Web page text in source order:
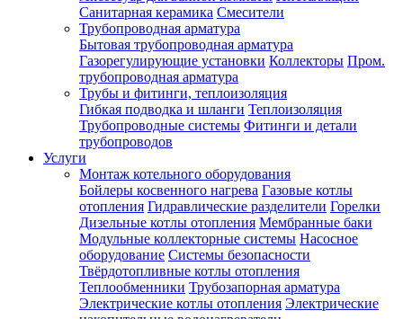
Санитарная керамика Смесители
Трубопроводная арматура
Бытовая трубопроводная арматура
Газорегулирующие установки Коллекторы Пром.
трубопроводная арматура
Трубы и фитинги, теплоизоляция
Гибкая подводка и шланги Теплоизоляция
Трубопроводные системы Фитинги и детали
трубопроводов
Услуги
Монтаж котельного оборудования
Бойлеры косвенного нагрева Газовые котлы
отопления Гидравлические разделители Горелки
Дизельные котлы отопления Мембранные баки
Модульные коллекторные системы Насосное
оборудование Системы безопасности
Твёрдотопливные котлы отопления
Теплообменники Трубозапорная арматура
Электрические котлы отопления Электрические